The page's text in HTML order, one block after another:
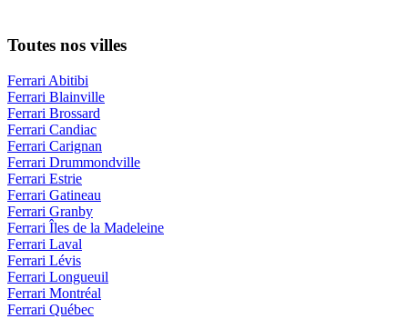
Toutes nos villes
Ferrari Abitibi
Ferrari Blainville
Ferrari Brossard
Ferrari Candiac
Ferrari Carignan
Ferrari Drummondville
Ferrari Estrie
Ferrari Gatineau
Ferrari Granby
Ferrari Îles de la Madeleine
Ferrari Laval
Ferrari Lévis
Ferrari Longueuil
Ferrari Montréal
Ferrari Québec